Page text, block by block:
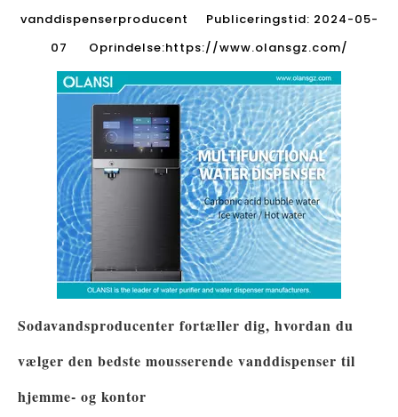
vanddispenserproducent Publiceringstid: 2024-05-
07 Oprindelse:https://www.olansgz.com/
Sodavandsproducenter fortæller dig, hvordan du
vælger den bedste mousserende vanddispenser til
hjemme- og kontor